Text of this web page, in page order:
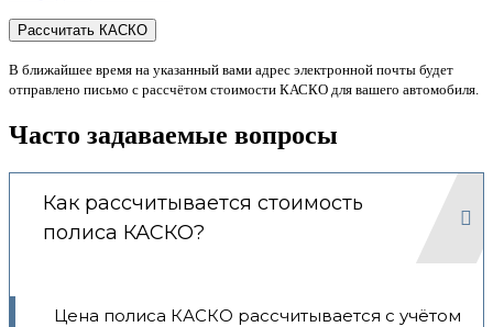
В ближайшее время на указанный вами адрес электронной почты будет
отправлено письмо с рассчётом стоимости КАСКО для вашего автомобиля.
Часто задаваемые вопросы
Как рассчитывается стоимость
полиса КАСКО?
Цена полиса КАСКО рассчитывается с учётом